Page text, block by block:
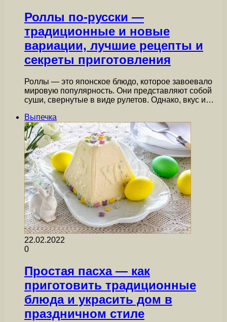
Роллы по-русски —
традиционные и новые
вариации, лучшие рецепты и
секреты приготовления
Роллы — это японское блюдо, которое завоевало
мировую популярность. Они представляют собой
суши, свернутые в виде рулетов. Однако, вкус и…
Выпечка
22.02.2022
0
Простая пасха — как
приготовить традиционные
блюда и украсить дом в
праздничном стиле